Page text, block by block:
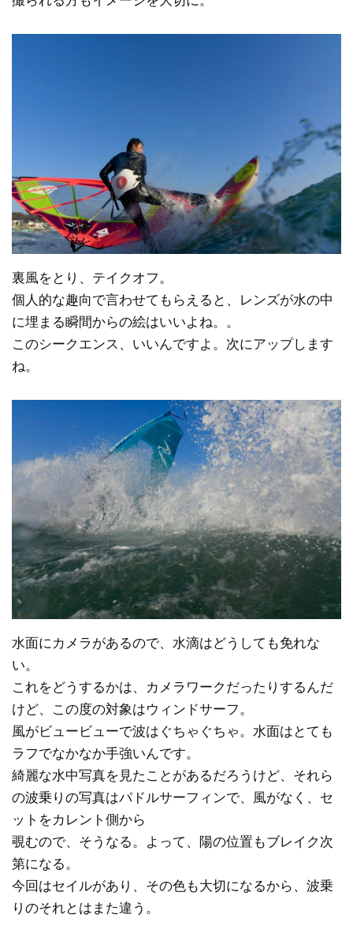
裏風をとり、テイクオフ。
個人的な趣向で言わせてもらえると、レンズが水の中
に埋まる瞬間からの絵はいいよね。。
このシークエンス、いいんですよ。次にアップします
ね。
水面にカメラがあるので、水滴はどうしても免れな
い。
これをどうするかは、カメラワークだったりするんだ
けど、この度の対象はウィンドサーフ。
風がビュービューで波はぐちゃぐちゃ。水面はとても
ラフでなかなか手強いんです。
綺麗な水中写真を見たことがあるだろうけど、それら
の波乗りの写真はパドルサーフィンで、風がなく、セ
ットをカレント側から
覗むので、そうなる。よって、陽の位置もブレイク次
第になる。
今回はセイルがあり、その色も大切になるから、波乗
りのそれとはまた違う。